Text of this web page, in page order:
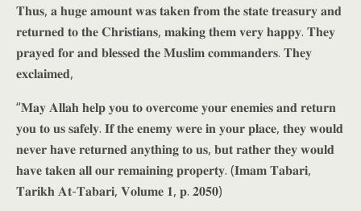
𝐓𝐡𝐮𝐬, 𝐚 𝐡𝐮𝐠𝐞 𝐚𝐦𝐨𝐮𝐧𝐭 𝐰𝐚𝐬 𝐭𝐚𝐤𝐞𝐧 𝐟𝐫𝐨𝐦 𝐭𝐡𝐞 𝐬𝐭𝐚𝐭𝐞 𝐭𝐫𝐞𝐚𝐬𝐮𝐫𝐲 𝐚𝐧𝐝
𝐫𝐞𝐭𝐮𝐫𝐧𝐞𝐝 𝐭𝐨 𝐭𝐡𝐞 𝐂𝐡𝐫𝐢𝐬𝐭𝐢𝐚𝐧𝐬, 𝐦𝐚𝐤𝐢𝐧𝐠 𝐭𝐡𝐞𝐦 𝐯𝐞𝐫𝐲 𝐡𝐚𝐩𝐩𝐲. 𝐓𝐡𝐞𝐲
𝐩𝐫𝐚𝐲𝐞𝐝 𝐟𝐨𝐫 𝐚𝐧𝐝 𝐛𝐥𝐞𝐬𝐬𝐞𝐝 𝐭𝐡𝐞 𝐌𝐮𝐬𝐥𝐢𝐦 𝐜𝐨𝐦𝐦𝐚𝐧𝐝𝐞𝐫𝐬. 𝐓𝐡𝐞𝐲
𝐞𝐱𝐜𝐥𝐚𝐢𝐦𝐞𝐝,
“𝐌𝐚𝐲 𝐀𝐥𝐥𝐚𝐡 𝐡𝐞𝐥𝐩 𝐲𝐨𝐮 𝐭𝐨 𝐨𝐯𝐞𝐫𝐜𝐨𝐦𝐞 𝐲𝐨𝐮𝐫 𝐞𝐧𝐞𝐦𝐢𝐞𝐬 𝐚𝐧𝐝 𝐫𝐞𝐭𝐮𝐫𝐧
𝐲𝐨𝐮 𝐭𝐨 𝐮𝐬 𝐬𝐚𝐟𝐞𝐥𝐲. 𝐈𝐟 𝐭𝐡𝐞 𝐞𝐧𝐞𝐦𝐲 𝐰𝐞𝐫𝐞 𝐢𝐧 𝐲𝐨𝐮𝐫 𝐩𝐥𝐚𝐜𝐞, 𝐭𝐡𝐞𝐲 𝐰𝐨𝐮𝐥𝐝
𝐧𝐞𝐯𝐞𝐫 𝐡𝐚𝐯𝐞 𝐫𝐞𝐭𝐮𝐫𝐧𝐞𝐝 𝐚𝐧𝐲𝐭𝐡𝐢𝐧𝐠 𝐭𝐨 𝐮𝐬, 𝐛𝐮𝐭 𝐫𝐚𝐭𝐡𝐞𝐫 𝐭𝐡𝐞𝐲 𝐰𝐨𝐮𝐥𝐝
𝐡𝐚𝐯𝐞 𝐭𝐚𝐤𝐞𝐧 𝐚𝐥𝐥 𝐨𝐮𝐫 𝐫𝐞𝐦𝐚𝐢𝐧𝐢𝐧𝐠 𝐩𝐫𝐨𝐩𝐞𝐫𝐭𝐲. (𝐈𝐦𝐚𝐦 𝐓𝐚𝐛𝐚𝐫𝐢,
𝐓𝐚𝐫𝐢𝐤𝐡 𝐀𝐭-𝐓𝐚𝐛𝐚𝐫𝐢, 𝐕𝐨𝐥𝐮𝐦𝐞 𝟏, 𝐩. 𝟐𝟎𝟓𝟎)